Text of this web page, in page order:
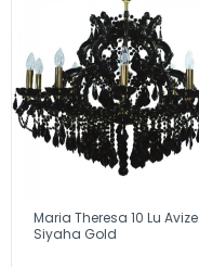
Maria Theresa 10 Lu Avize
Siyaha Gold